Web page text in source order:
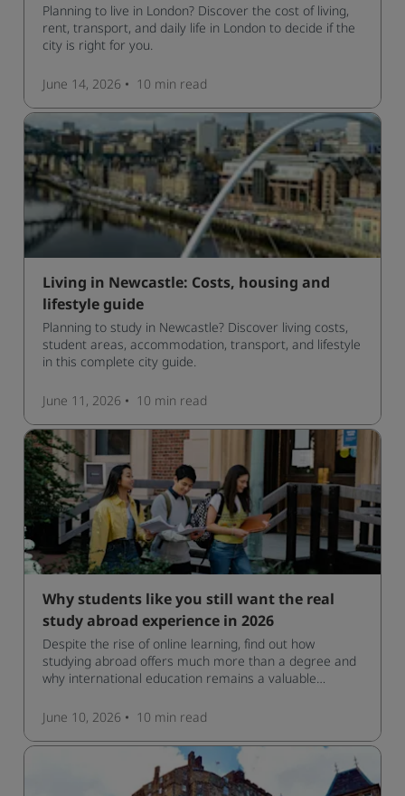
Planning to live in London? Discover the cost of living,
rent, transport, and daily life in London to decide if the
city is right for you.
June 14, 2026 10 min read
Living in Newcastle: Costs, housing and
lifestyle guide
Planning to study in Newcastle? Discover living costs,
student areas, accommodation, transport, and lifestyle
in this complete city guide.
June 11, 2026 10 min read
Why students like you still want the real
study abroad experience in 2026
Despite the rise of online learning, find out how
studying abroad offers much more than a degree and
why international education remains a valuable
June 10, 2026
10 min read